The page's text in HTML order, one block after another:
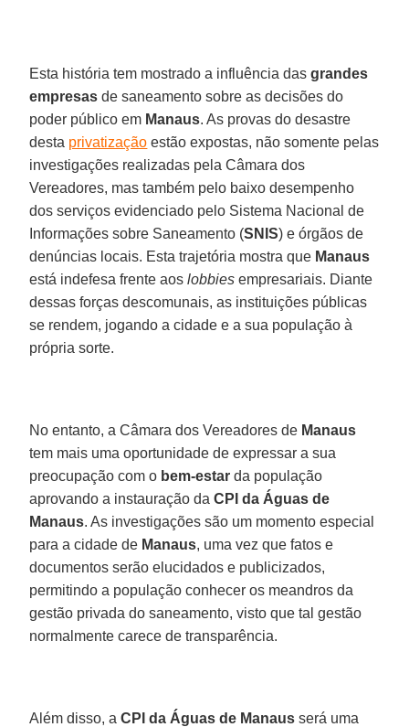
Esta história tem mostrado a influência dasgrandes
empresas de saneamento sobre as decisões do
poder público em Manaus. As provas do desastre
desta privatização estão expostas, não somente pelas
investigações realizadas pela Câmara dos
Vereadores, mas também pelo baixo desempenho
dos serviços evidenciado pelo Sistema Nacional de
Informações sobre Saneamento (SNIS) e órgãos de
denúncias locais. Esta trajetória mostra que Manaus
está indefesa frente aoslobbies empresariais. Diante
dessas forças descomunais, as instituições públicas
se rendem, jogando a cidade e a sua população à
própria sorte.
No entanto, a Câmara dos Vereadores de Manaus
tem mais uma oportunidade de expressar a sua
preocupação com o bem-estar da população
aprovando a instauração daCPI da Águas de
Manaus. As investigações são um momento especial
para a cidade de Manaus, uma vez que fatos e
documentos serão elucidados e publicizados,
permitindo a população conhecer os meandros da
gestão privada do saneamento, visto que tal gestão
normalmente carece de transparência.
Além disso, aCPI da Águas de Manaus será uma